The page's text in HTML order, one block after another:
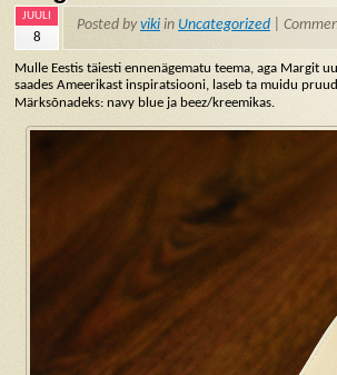
JUULI
8
Posted byviki in Uncategorized
Mulle Eestis täiesti ennenägematu teema, aga Margit
saades Ameerikast inspiratsiooni, laseb ta muidu
Märksõnadeks: navy blue ja beez/kreemikas.